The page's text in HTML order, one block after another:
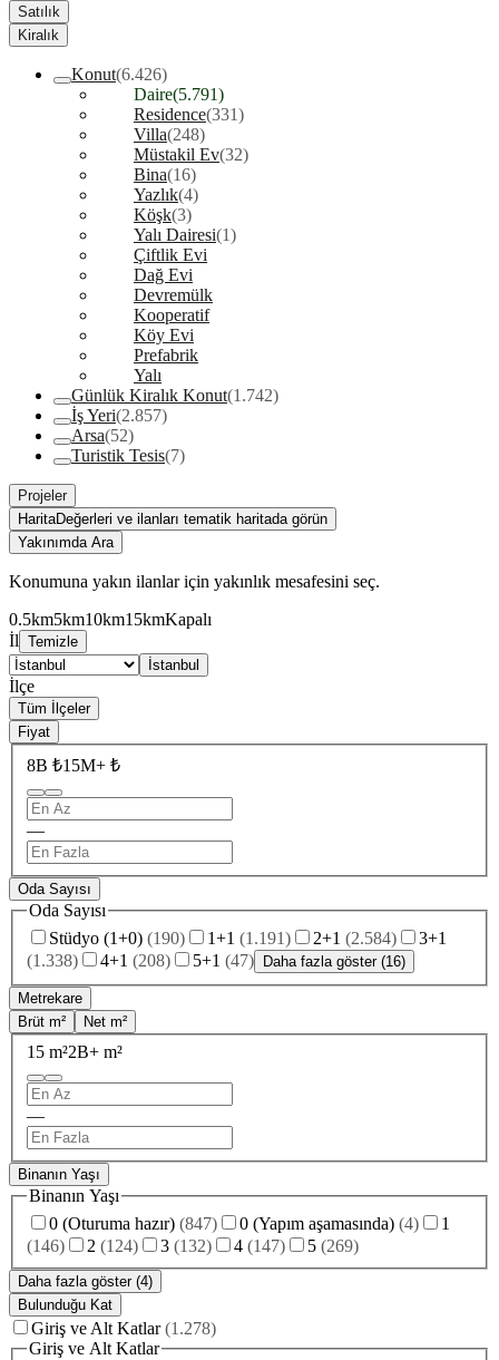
Satılık
Kiralık
Konut(6.426)
Daire(5.791)
Residence(331)
Villa(248)
Müstakil Ev(32)
Bina(16)
Yazlık(4)
Köşk(3)
Yalı Dairesi(1)
Çiftlik Evi
Dağ Evi
Devremülk
Kooperatif
Köy Evi
Prefabrik
Yalı
Günlük Kiralık Konut(1.742)
İş Yeri(2.857)
Arsa(52)
Turistik Tesis(7)
Projeler
HaritaDeğerleri ve ilanları tematik haritada görün
Yakınımda Ara
Konumuna yakın ilanlar için yakınlık mesafesini seç.
0.5km5km10km15kmKapalı
İl Temizle
İstanbul
İlçe
Tüm İlçeler
Fiyat
8B ₺15M+ ₺
—
Oda Sayısı
Oda Sayısı
Stüdyo (1+0) (190) 1+1 (1.191) 2+1 (2.584)
3+1
(1.338) 4+1 (208) 5+1 (47) Daha fazla göster (16)
Metrekare
Brüt m²
Net m²
15 m²2B+ m²
—
Binanın Yaşı
Binanın Yaşı
0 (Oturuma hazır) (847) 0 (Yapım aşamasında) (4)
1
(146) 2 (124) 3 (132) 4 (147) 5 (269)
Daha fazla göster (4)
Bulunduğu Kat
Giriş ve Alt Katlar (1.278)
Giriş ve Alt Katlar